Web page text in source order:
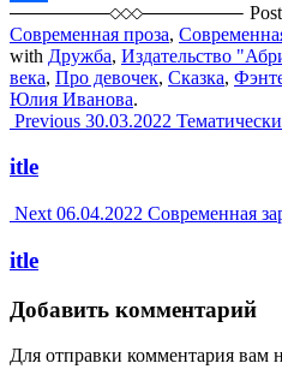
Отправить
Современная проза,
with Дружба, Издательство
века, Про девочек, Сказка,
Юлия Иванова.
Post
navigation
Previous 30.03.2022
itle
Next 06.04.2022 Современная
itle
Добавить комментарий
Для отправки комментария вам